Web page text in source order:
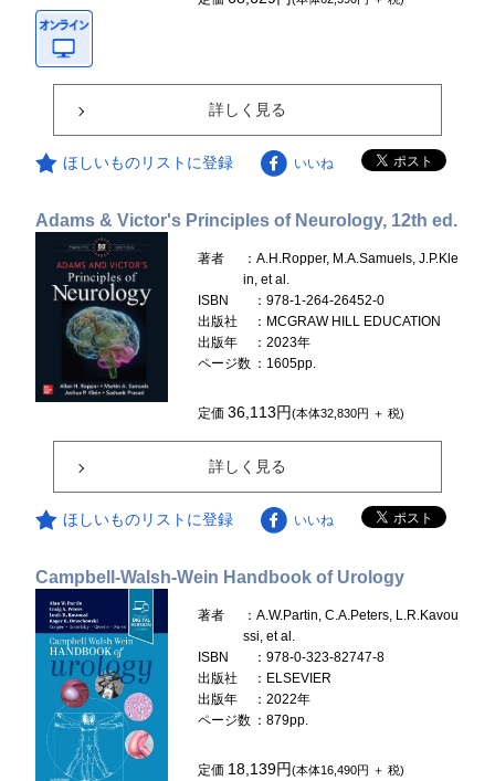
詳しく見る
ほしいものリストに登録 いいね
Adams & Victor's Principles of Neurology, 12th ed.
著者
：A.H.Ropper, M.A.Samuels, J.P.Kle
in, et al.
ISBN
：978-1-264-26452-0
出版社
：MCGRAW HILL EDUCATION
出版年
：2023年
ページ数 ：1605pp.
定価36,113円(本体32,830円 ＋ 税)
詳しく見る
ほしいものリストに登録 いいね
Campbell-Walsh-Wein Handbook of Urology
著者
：A.W.Partin, C.A.Peters, L.R.Kavou
ssi, et al.
ISBN
：978-0-323-82747-8
出版社
：ELSEVIER
出版年
：2022年
ページ数 ：879pp.
定価 18,139円(本体16,490円 ＋ 税)